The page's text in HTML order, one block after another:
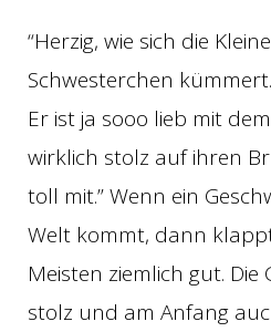
“Herzig, wie sich die
Schwesterchen
Er ist ja sooo lieb mit dem
wirklich stolz auf ihren
toll mit.” Wenn ein
Welt kommt, dann
Meisten ziemlich gut.
stolz und am Anfang